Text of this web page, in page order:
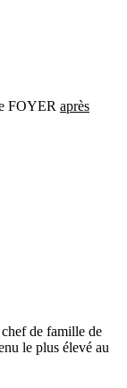
FOYER après
de famille de
le plus élevé au